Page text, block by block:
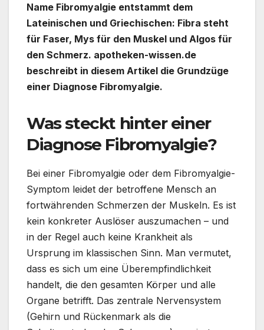
Name Fibromyalgie entstammt dem
Lateinischen und Griechischen: Fibra steht
für Faser, Mys für den Muskel und Algos für
den Schmerz. apotheken-wissen.de
beschreibt in diesem Artikel die Grundzüge
einer Diagnose Fibromyalgie.
Was steckt hinter einer
Diagnose Fibromyalgie?
Bei einer Fibromyalgie oder dem Fibromyalgie-
Symptom leidet der betroffene Mensch an
fortwährenden Schmerzen der Muskeln. Es ist
kein konkreter Auslöser auszumachen – und
in der Regel auch keine Krankheit als
Ursprung im klassischen Sinn. Man vermutet,
dass es sich um eine Überempfindlichkeit
handelt, die den gesamten Körper und alle
Organe betrifft. Das zentrale Nervensystem
(Gehirn und Rückenmark als die